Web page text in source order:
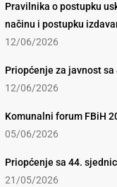
Pravilnika o postupku
načinu i postupku
12/06/2026
Priopćenje za javnost sa
12/06/2026
Komunalni forum FBiH
05/06/2026
Priopćenje sa 44.
21/05/2026